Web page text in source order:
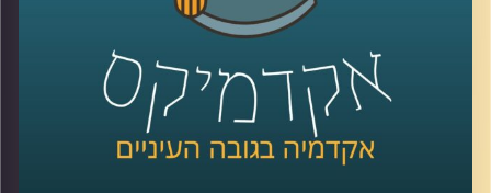
לשיחה עם ד"ר שירי רזניק על איך ילדות תופסות סיפורי אהבה
לשיחה עם ד"ר רזניק עם הקשר בין אהבה לצרכנות –